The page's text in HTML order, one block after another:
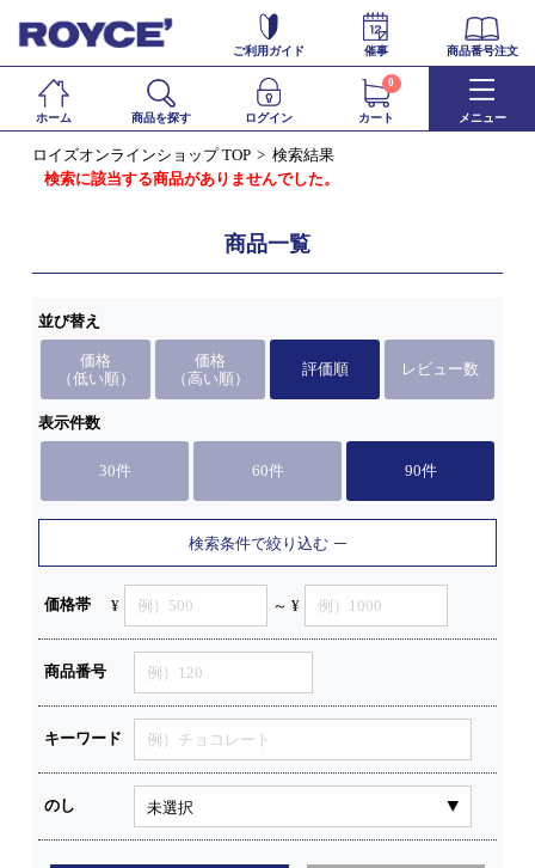
ご利用ガイド 催事 商品番号注文
ホーム 商品を探す ログイン カート
0
メニュー
ロイズオンラインショップ TOP
検索結果
検索に該当する商品がありませんでした。
商品一覧
並び替え
価格
（低い順）
価格
（高い順）
評価順 レビュー数
表示件数
30件 60件 90件
検索条件で絞り込む
価格帯 ¥ ～ ¥
商品番号
キーワード
のし